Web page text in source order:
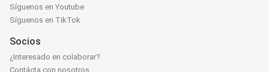
Síguenos en Youtube
Síguenos en TikTok
Socios
¿Interesado en colaborar?
Contácta con nosotros